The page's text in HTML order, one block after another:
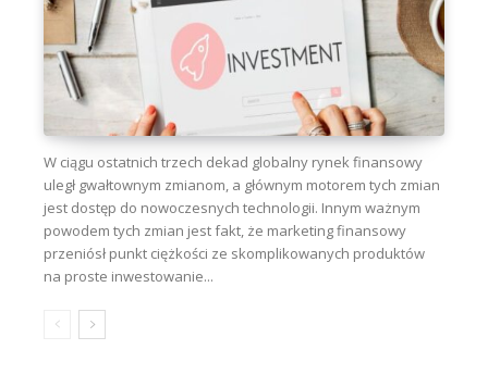
W ciągu ostatnich trzech dekad globalny rynek finansowy
uległ gwałtownym zmianom, a głównym motorem tych zmian
jest dostęp do nowoczesnych technologii. Innym ważnym
powodem tych zmian jest fakt, że marketing finansowy
przeniósł punkt ciężkości ze skomplikowanych produktów
na proste inwestowanie...